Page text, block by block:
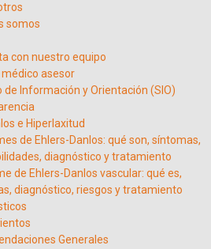
somos
con nuestro equipo
asesor
de Información y Orientación (SIO)
e Hiperlaxitud
de Ehlers-Danlos: qué son, síntomas,
diagnóstico y tratamiento
de Ehlers-Danlos vascular: qué es,
diagnóstico, riesgos y tratamiento
Generales